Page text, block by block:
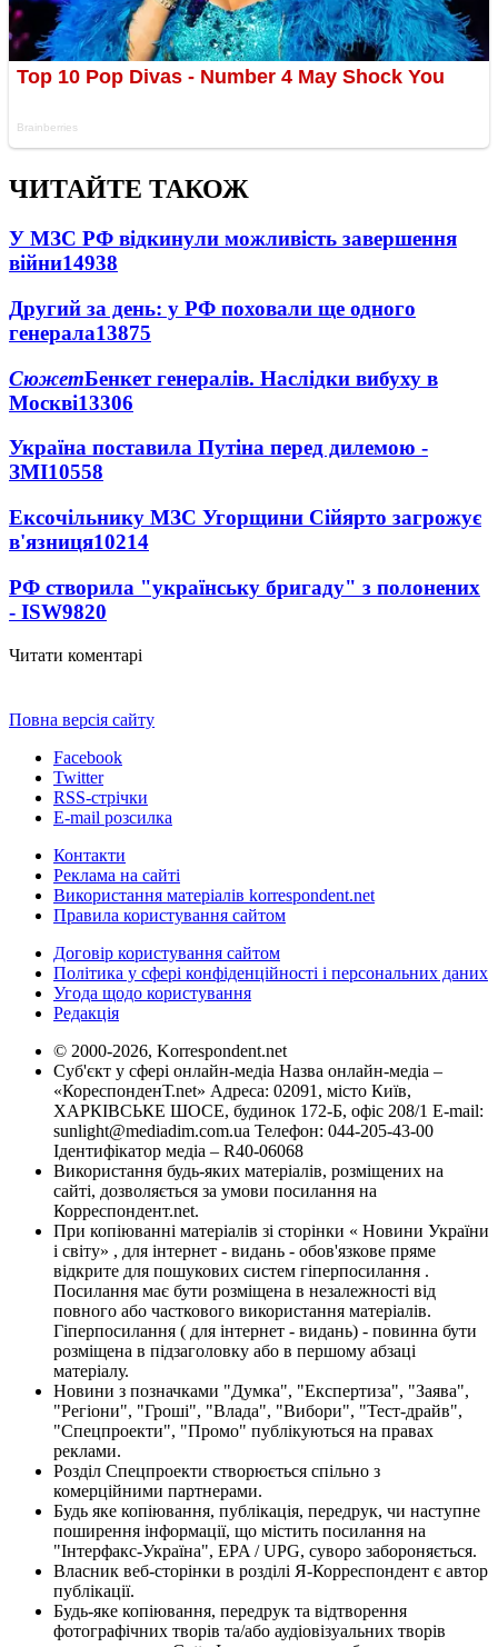
ЧИТАЙТЕ ТАКОЖ
У МЗС РФ відкинули можливість завершення
війни14938
Другий за день: у РФ поховали ще одного
генерала13875
СюжетБенкет генералів. Наслідки вибуху в
Москві13306
Україна поставила Путіна перед дилемою -
ЗМІ10558
Ексочільнику МЗС Угорщини Сійярто загрожує
в'язниця10214
РФ створила "українську бригаду" з полонених
- ISW9820
Читати коментарі
Повна версія сайту
Facebook
Twitter
RSS-стрічки
E-mail розсилка
Контакти
Реклама на сайті
Використання матеріалів korrespondent.net
Правила користування сайтом
Договір користування сайтом
Політика у сфері конфіденційності і персональних даних
Угода щодо користування
Редакція
© 2000-2026, Korrespondent.net
Суб'єкт у сфері онлайн-медіа Назва онлайн-медіа –
«КореспонденТ.net» Адреса: 02091, місто Київ,
ХАРКІВСЬКЕ ШОСЕ, будинок 172-Б, офіс 208/1 E-mail:
sunlight@mediadim.com.ua Телефон: 044-205-43-00
Ідентифікатор медіа – R40-06068
Використання будь-яких матеріалів, розміщених на
сайті, дозволяється за умови посилання на
Корреспондент.net.
При копіюванні матеріалів зі сторінки « Новини України
і світу» , для інтернет - видань - обов'язкове пряме
відкрите для пошукових систем гіперпосилання .
Посилання має бути розміщена в незалежності від
повного або часткового використання матеріалів.
Гіперпосилання ( для інтернет - видань) - повинна бути
розміщена в підзаголовку або в першому абзаці
матеріалу.
Новини з позначками "Думка", "Експертиза", "Заява",
"Регіони", "Гроші", "Влада", "Вибори", "Тест-драйв",
"Спецпроекти", "Промо" публікуються на правах
реклами.
Розділ Спецпроекти створюється спільно з
комерційними партнерами.
Будь яке копіювання, публікація, передрук, чи наступне
поширення інформації, що містить посилання на
"Інтерфакс-Україна", EPA / UPG, суворо забороняється.
Власник веб-сторінки в розділі Я-Корреспондент є автор
публікації.
Будь-яке копіювання, передрук та відтворення
фотографічних творів та/або аудіовізуальних творів